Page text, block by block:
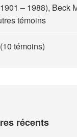
– 1988), Beck
témoins
témoins)
récents